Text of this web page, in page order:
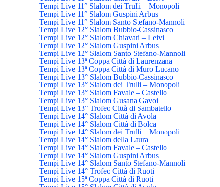
Tempi Live 11° Slalom dei Trulli – Monopoli
Tempi Live 11° Slalom Guspini Arbus
Tempi Live 11° Slalom Santo Stefano-Mannoli
Tempi Live 12° Slalom Bubbio-Cassinasco
Tempi Live 12° Slalom Chiavari – Leivi
Tempi Live 12° Slalom Guspini Arbus
Tempi Live 12° Slalom Santo Stefano-Mannoli
Tempi Live 13ª Coppa Città di Laurenzana
Tempi Live 13ª Coppa Città di Muro Lucano
Tempi Live 13° Slalom Bubbio-Cassinasco
Tempi Live 13° Slalom dei Trulli – Monopoli
Tempi Live 13° Slalom Favale – Castello
Tempi Live 13° Slalom Gusana Gavoi
Tempi Live 13° Trofeo Città di Sambatello
Tempi Live 14° Slalom Città di Avola
Tempi Live 14° Slalom Città di Bolca
Tempi Live 14° Slalom dei Trulli – Monopoli
Tempi Live 14° Slalom della Laura
Tempi Live 14° Slalom Favale – Castello
Tempi Live 14° Slalom Guspini Arbus
Tempi Live 14° Slalom Santo Stefano-Mannoli
Tempi Live 14° Trofeo Città di Ruoti
Tempi Live 15ª Coppa Città di Ruoti